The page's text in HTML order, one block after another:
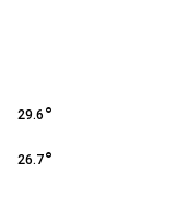
29.6 °
26.7°